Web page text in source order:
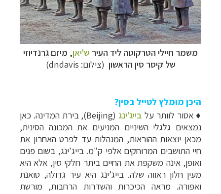
משמר חיילי הטרקוטה ליד העיר ש'יאן, מיזם גרנדיוזי
של קיסר סין הראשון (צילום: dndavis)
היכן מומלץ לטייל בסין?
♦אסור לוותר על בייג'ינג
(Beijing), בירת המדינה. כאן
נמצאים גלגלי השיניים המניעים את המכונה הסינית,
מכאן יוצאות ההוראות, המנהלות עד לפרט האחרון את
חיי התושבים המרוחקים אלפי ק"מ. בייג'ינג, בשום פנים
ואופן, אינה משקפת את החיים ביתר חלקי סין, אלא היא
מעין חלון ראווה שלה. בייג’ינג היא עיר גדולה, סואנת
ואפורה. מראה הכיכרות והשדרות הרחבות, מורשת